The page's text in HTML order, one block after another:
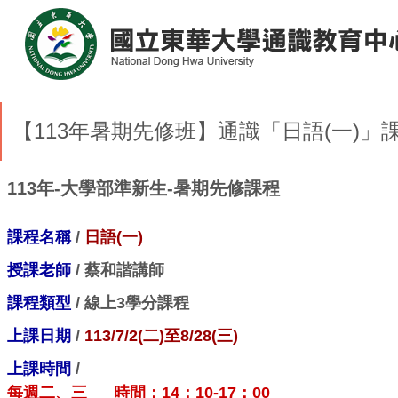
【113年暑期先修班】通識「日語(一)」
113年-大學部準新生-暑期先修課程
課程名稱/ 日語(一)
授課老師 / 蔡和諧講師
課程類型 / 線上3學分課程
上課日期 / 113/7/2(二)至8/28(三)
上課時間 /
每週二、三 時間：14：10-17：00